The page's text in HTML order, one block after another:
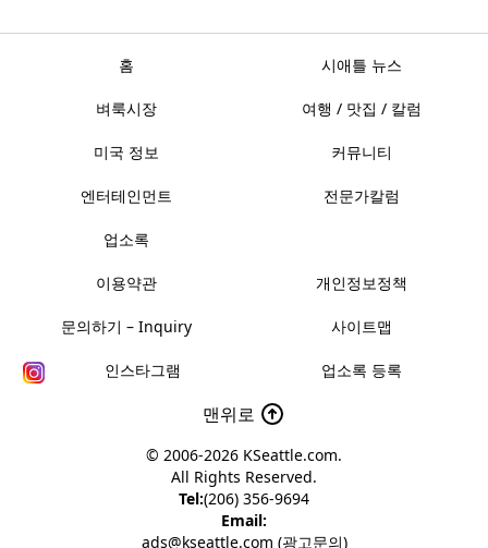
홈 시애틀 뉴스
벼룩시장 여행 / 맛집 / 칼럼
미국 정보 커뮤니티
엔터테인먼트 전문가칼럼
업소록
이용약관 개인정보정책
문의하기 – Inquiry 사이트맵
인스타그램 업소록 등록
맨위로
© 2006-2026 KSeattle.com.
All Rights Reserved.
Tel:(206) 356-9694
Email:
ads@kseattle.com (광고문의)